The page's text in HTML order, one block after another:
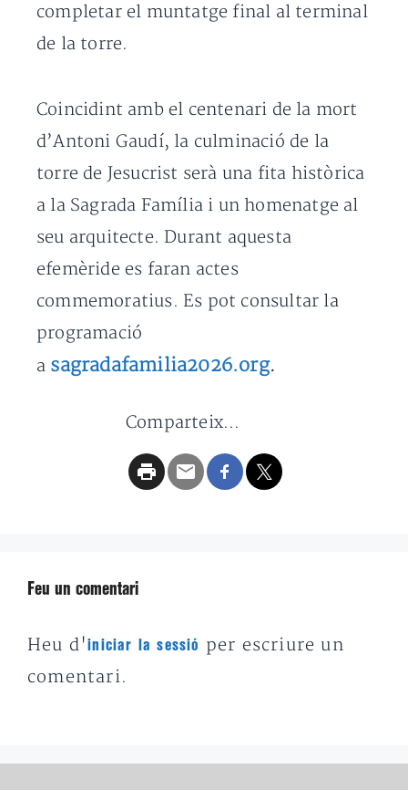
completar el muntatge final al terminal
de la torre.
Coincidint amb el centenari de la mort
d’Antoni Gaudí, la culminació de la
torre de Jesucrist serà una fita històrica
a la Sagrada Família i un homenatge al
seu arquitecte. Durant aquesta
efemèride es faran actes
commemoratius. Es pot consultar la
programació
a sagradafamilia2026.org.
Comparteix...
Feu un comentari
Heu d'iniciar la sessió
per escriure un
comentari.